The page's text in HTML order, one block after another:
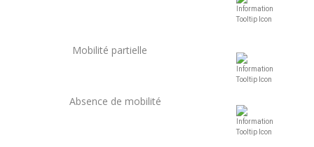
Mobilité partielle
Absence de mobilité